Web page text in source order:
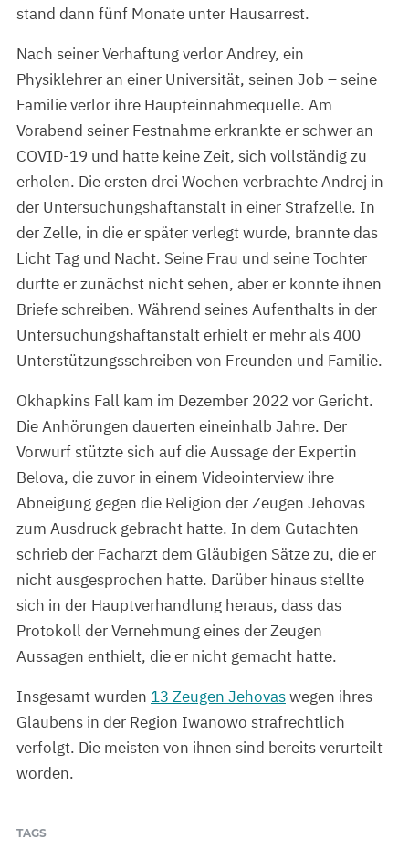
stand dann fünf Monate unter Hausarrest.
Nach seiner Verhaftung verlor Andrey, ein
Physiklehrer an einer Universität, seinen Job – seine
Familie verlor ihre Haupteinnahmequelle. Am
Vorabend seiner Festnahme erkrankte er schwer an
COVID-19 und hatte keine Zeit, sich vollständig zu
erholen. Die ersten drei Wochen verbrachte Andrej in
der Untersuchungshaftanstalt in einer Strafzelle. In
der Zelle, in die er später verlegt wurde, brannte das
Licht Tag und Nacht. Seine Frau und seine Tochter
durfte er zunächst nicht sehen, aber er konnte ihnen
Briefe schreiben. Während seines Aufenthalts in der
Untersuchungshaftanstalt erhielt er mehr als 400
Unterstützungsschreiben von Freunden und Familie.
Okhapkins Fall kam im Dezember 2022 vor Gericht.
Die Anhörungen dauerten eineinhalb Jahre. Der
Vorwurf stützte sich auf die Aussage der Expertin
Belova, die zuvor in einem Videointerview ihre
Abneigung gegen die Religion der Zeugen Jehovas
zum Ausdruck gebracht hatte. In dem Gutachten
schrieb der Facharzt dem Gläubigen Sätze zu, die er
nicht ausgesprochen hatte. Darüber hinaus stellte
sich in der Hauptverhandlung heraus, dass das
Protokoll der Vernehmung eines der Zeugen
Aussagen enthielt, die er nicht gemacht hatte.
Insgesamt wurden 13 Zeugen Jehovaswegen ihres
Glaubens in der Region Iwanowo strafrechtlich
verfolgt. Die meisten von ihnen sind bereits verurteilt
worden.
TAGS